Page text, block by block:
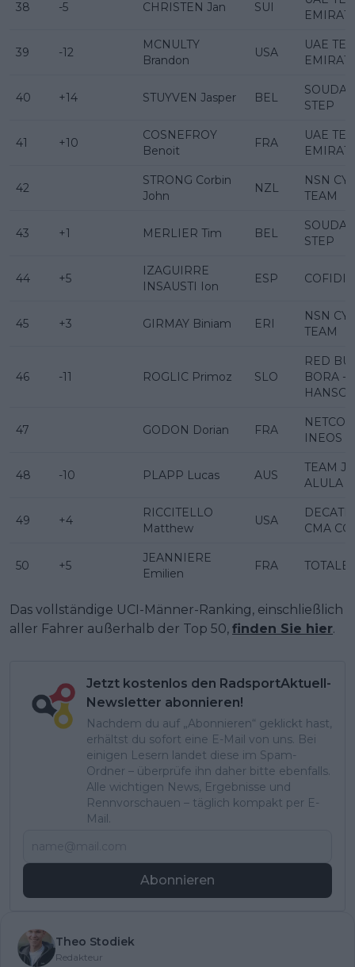
38 -5 CHRISTEN Jan SUI
39 -12
MCNULTY
Brandon
USA
UAE
40 +14 STUYVEN Jasper BEL
STEP
41 +10
COSNEFROY
Benoit
FRA
UAE
42
STRONG Corbin
John
NZL
NSN
TEAM
43 +1 MERLIER Tim BEL
STEP
44 +5
IZAGUIRRE
INSAUSTI Ion
ESP COFIDIS
45 +3 GIRMAY Biniam ERI
NSN
TEAM
46 -11 ROGLIC Primoz SLO
RED
BORA -
47 GODON Dorian FRA
INEOS
48 -10 PLAPP Lucas AUS
TEAM
ALULA
49 +4
RICCITELLO
Matthew
USA
CMA
50 +5
JEANNIERE
Emilien
FRA
Das vollständige UCI-Männer-Ranking, einschließlich
aller Fahrer außerhalb der Top 50, finden Sie hier.
Jetzt kostenlos den RadsportAktuell-
Newsletter abonnieren!
Nachdem du auf „Abonnieren“ geklickt hast,
erhältst du sofort eine E-Mail von uns. Bei
einigen Lesern landet diese im Spam-
Ordner – überprüfe ihn daher bitte ebenfalls.
Alle wichtigen News, Ergebnisse und
Rennvorschauen – täglich kompakt per E-
Mail.
Abonnieren
Theo Stodiek
Redakteur